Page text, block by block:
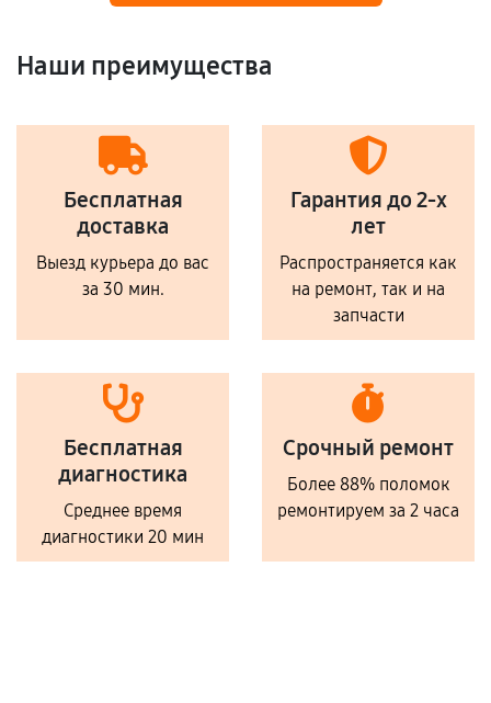
Наши преимущества
Бесплатная
доставка
Выезд курьера до вас
за 30 мин.
Гарантия до 2-х
лет
Распространяется как
на ремонт, так и на
запчасти
Бесплатная
диагностика
Среднее время
диагностики 20 мин
Срочный ремонт
Более 88% поломок
ремонтируем за 2 часа